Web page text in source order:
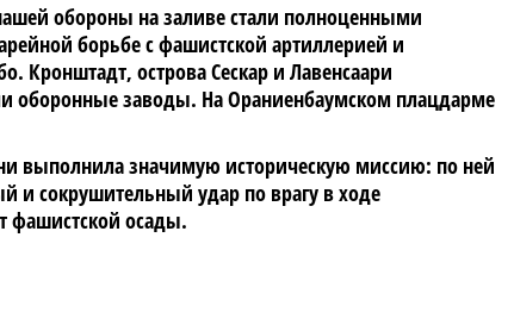
обороны на заливе стали полноценными
борьбе с фашистской артиллерией и
Кронштадт, острова Сескар и Лавенсаари
оборонные заводы. На Ораниенбаумском плацдарме
выполнила значимую историческую миссию: по ней
и сокрушительный удар по врагу в ходе
фашистской осады.